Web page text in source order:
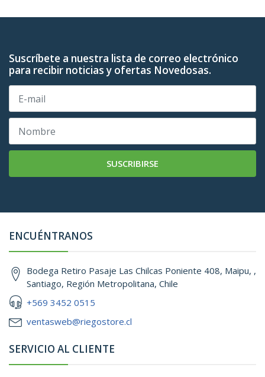
Suscríbete a nuestra lista de correo electrónico
para recibir noticias y ofertas Novedosas.
SUSCRIBIRSE
ENCUÉNTRANOS
Bodega Retiro Pasaje Las Chilcas Poniente 408, Maipu, ,
Santiago, Región Metropolitana, Chile
+569 3452 0515
ventasweb@riegostore.cl
SERVICIO AL CLIENTE